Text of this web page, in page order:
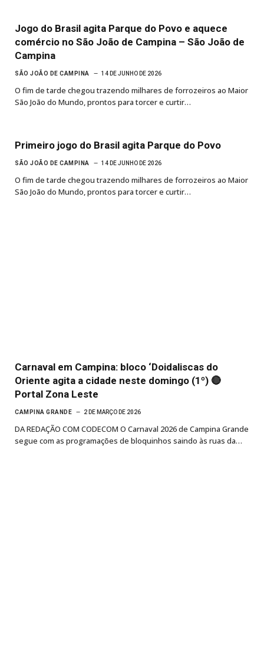
Jogo do Brasil agita Parque do Povo e aquece
comércio no São João de Campina – São João de
Campina
SÃO JOÃO DE CAMPINA 14 DE JUNHO DE 2026
O fim de tarde chegou trazendo milhares de forrozeiros ao Maior
São João do Mundo, prontos para torcer e curtir…
Primeiro jogo do Brasil agita Parque do Povo
SÃO JOÃO DE CAMPINA 14 DE JUNHO DE 2026
O fim de tarde chegou trazendo milhares de forrozeiros ao Maior
São João do Mundo, prontos para torcer e curtir…
Carnaval em Campina: bloco ‘Doidaliscas do
Oriente agita a cidade neste domingo (1º) 🔴
Portal Zona Leste
CAMPINA GRANDE 2 DE MARÇO DE 2026
DA REDAÇÃO COM CODECOM O Carnaval 2026 de Campina Grande
segue com as programações de bloquinhos saindo às ruas da…